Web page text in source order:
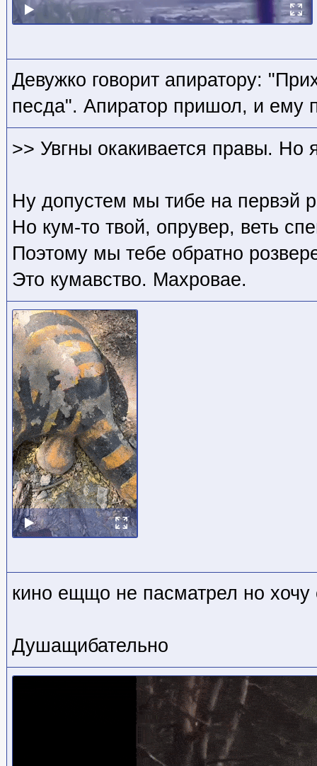
Девужко говорит апиратору:
песда". Апиратор пришол, и ему
>> Увгны окакивается правы. Но
Ну допустем мы тибе на первэй
Но кум-то твой, опрувер, веть
Поэтому мы тебе обратно
Это кумавство. Махровае.
кино ещщо не пасматрел но хочу
Душащибательно